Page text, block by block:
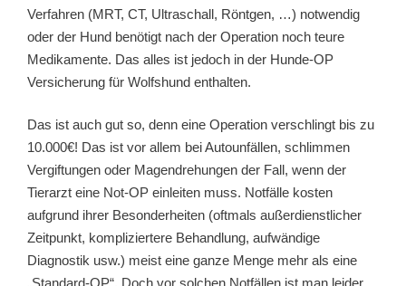
Verfahren (MRT, CT, Ultraschall, Röntgen, …) notwendig
oder der Hund benötigt nach der Operation noch teure
Medikamente. Das alles ist jedoch in der Hunde-OP
Versicherung für Wolfshund enthalten.
Das ist auch gut so, denn eine Operation verschlingt bis zu
10.000€! Das ist vor allem bei Autounfällen, schlimmen
Vergiftungen oder Magendrehungen der Fall, wenn der
Tierarzt eine Not-OP einleiten muss. Notfälle kosten
aufgrund ihrer Besonderheiten (oftmals außerdienstlicher
Zeitpunkt, kompliziertere Behandlung, aufwändige
Diagnostik usw.) meist eine ganze Menge mehr als eine